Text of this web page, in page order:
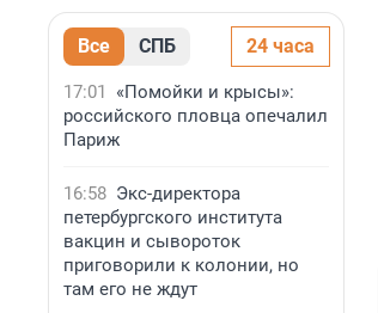
Все СПБ 24 часа
17:01
«Помойки и крысы»:
российского пловца опечалил
Париж
16:58 Экс-директора
петербургского института
вакцин и сывороток
приговорили к колонии, но
там его не ждут